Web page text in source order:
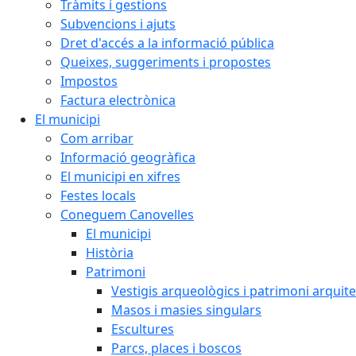
Tràmits i gestions
Subvencions i ajuts
Dret d'accés a la informació pública
Queixes, suggeriments i propostes
Impostos
Factura electrònica
El municipi
Com arribar
Informació geogràfica
El municipi en xifres
Festes locals
Coneguem Canovelles
El municipi
Història
Patrimoni
Vestigis arqueològics i patrimoni
Masos i masies singulars
Escultures
Parcs, places i boscos